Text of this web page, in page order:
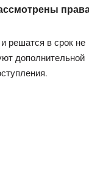
решатся в срок не
дополнительной